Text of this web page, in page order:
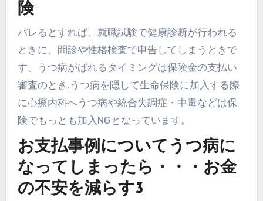
険
バレるとすれば、就職試験で健康診断が行われる
ときに、問診や性格検査で申告してしまうときで
す。うつ病がばれるタイミングは保険金の支払い
審査のとき.うつ病を隠して生命保険に加入する際
に心療内科へうつ病や統合失調症・中毒などは保
険でもっとも加入NGとなっています。
お支払事例についてうつ病に
なってしまったら・・・お金
の不安を減らす3